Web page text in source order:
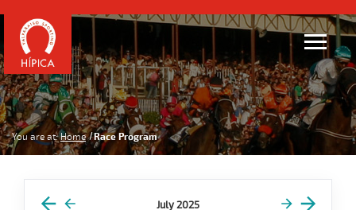
You are at: Home Race Program
July 2025